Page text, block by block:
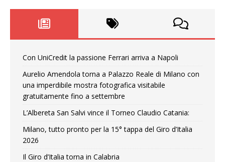
Con UniCredit la passione Ferrari arriva a Napoli
Aurelio Amendola torna a Palazzo Reale di Milano con
una imperdibile mostra fotografica visitabile
gratuitamente fino a settembre
L’Albereta San Salvi vince il Torneo Claudio Catania:
Milano, tutto pronto per la 15° tappa del Giro d’Italia
2026
Il Giro d’Italia torna in Calabria